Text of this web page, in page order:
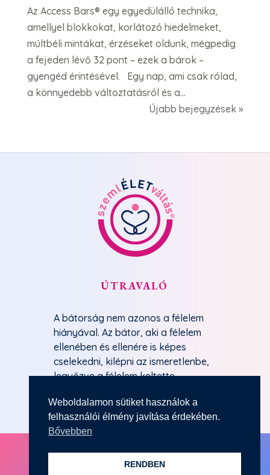
Az Access Bars® egy egyedülálló technika,
amellyel blokkokat, korlátozó hiedelmeket,
múltbéli mintákat, érzéseket oldunk, mégpedig
a fejeden lévő 32 pont – ezek a bárok –
gyengéd érintésével. Egy nap, ami csak rólad,
a könnyedebb változtatásról és a...
Újabb bejegyzések »
ÚTRAVALÓ
A bátorság nem azonos a félelem
hiányával. Az bátor, aki a félelem
ellenében és ellenére is képes
cselekedni, kilépni az ismeretlenbe,
legyőzve a félelem keltette
Morgan Scott Peck
Minden jog fenntartva.
Weboldalamon sütiket használok a
felhasználói élmény javítása érdekében.
Bővebben
RENDBEN